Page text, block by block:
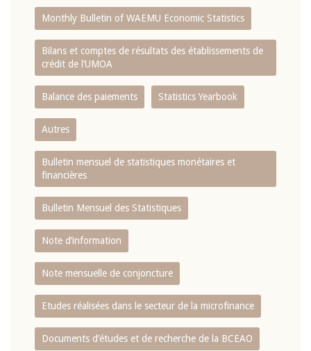
Monthly Bulletin of WAEMU Economic Statistics
Bilans et comptes de résultats des établissements de
crédit de l‘UMOA
Balance des paiements Statistics Yearbook
Autres
Bulletin mensuel de statistiques monétaires et
financières
Bulletin Mensuel des Statistiques
Note d’information
Note mensuelle de conjoncture
Etudes réalisées dans le secteur de la microfinance
Documents d’études et de recherche de la BCEAO